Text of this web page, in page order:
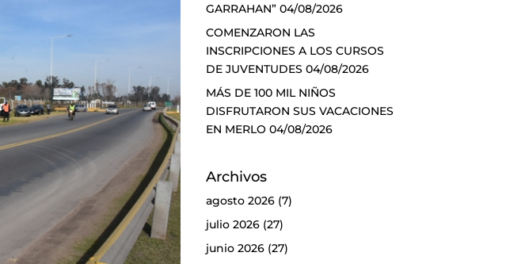
GARRAHAN” 04/08/2026
COMENZARON LAS
INSCRIPCIONES A LOS CURSOS
DE JUVENTUDES 04/08/2026
MÁS DE 100 MIL NIÑOS
DISFRUTARON SUS VACACIONES
EN MERLO 04/08/2026
Archivos
agosto 2026(7)
julio 2026(27)
junio 2026(27)